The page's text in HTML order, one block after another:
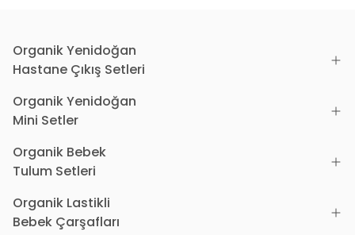
Organik Yenidoğan
Hastane Çıkış Setleri
Organik Yenidoğan
Mini Setler
Organik Bebek
Tulum Setleri
Organik Lastikli
Bebek Çarşafları